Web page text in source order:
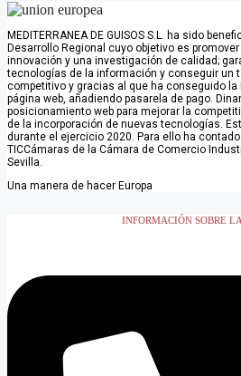
MEDITERRANEA DE GUISOS S.L. ha sido
Desarrollo Regional cuyo objetivo es
innovación y una investigación de calidad;
tecnologías de la información y conseguir un
competitivo y gracias al que ha conseguido
página web, añadiendo pasarela de pago.
posicionamiento web para mejorar la
de la incorporación de nuevas tecnologías.
durante el ejercicio 2020. Para ello ha
TICCámaras de la Cámara de Comercio
Sevilla.
Una manera de hacer Europa
INFORMACIÓN SOBRE